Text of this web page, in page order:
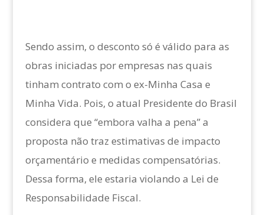
Sendo assim, o desconto só é válido para as
obras iniciadas por empresas nas quais
tinham contrato com o ex-Minha Casa e
Minha Vida. Pois, o atual Presidente do Brasil
considera que “embora valha a pena” a
proposta não traz estimativas de impacto
orçamentário e medidas compensatórias.
Dessa forma, ele estaria violando a Lei de
Responsabilidade Fiscal.